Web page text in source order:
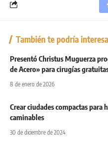
También te podría
Presentó Christus Muguerza
de Acero» para cirugías
8 de enero de 2026
Crear ciudades compactas para
caminables
30 de diciembre de 2024